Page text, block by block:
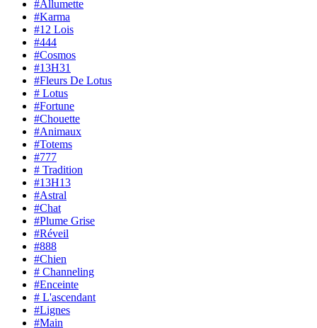
#Allumette
#Karma
#12 Lois
#444
#Cosmos
#13H31
#Fleurs De Lotus
# Lotus
#Fortune
#Chouette
#Animaux
#Totems
#777
# Tradition
#13H13
#Astral
#Chat
#Plume Grise
#Réveil
#888
#Chien
# Channeling
#Enceinte
# L'ascendant
#Lignes
#Main